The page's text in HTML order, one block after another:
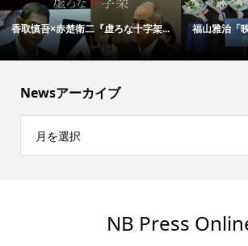
香取慎吾×赤楚衛二『虚ろな十字架... 福山雅治「
Newsアーカイブ
月を選択
NB Press